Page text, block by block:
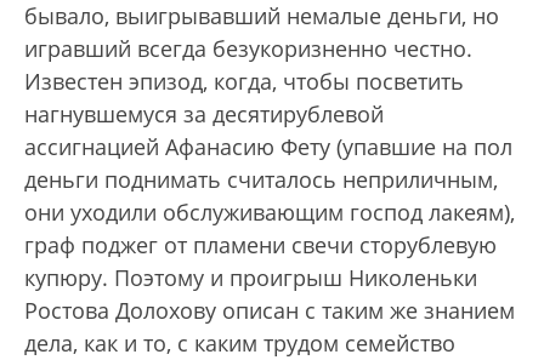
бывало, выигрывавший немалые деньги, но
игравший всегда безукоризненно честно.
Известен эпизод, когда, чтобы посветить
нагнувшемуся за десятирублевой
ассигнацией Афанасию Фету (упавшие на пол
деньги поднимать считалось неприличным,
они уходили обслуживающим господ лакеям),
граф поджег от пламени свечи сторублевую
купюру. Поэтому и проигрыш Николеньки
Ростова Долохову описан с таким же знанием
дела, как и то, с каким трудом семейство